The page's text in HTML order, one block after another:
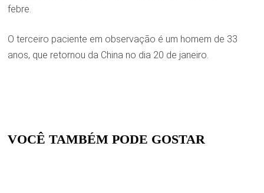
febre.
O terceiro paciente em observação é um homem de 33
anos, que retornou da China no dia 20 de janeiro.
VOCÊ TAMBÉM PODE GOSTAR